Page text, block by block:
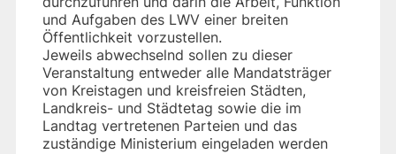
und Aufgaben des LWV einer breiten
Öffentlichkeit vorzustellen.
Jeweils abwechselnd sollen zu dieser
Veranstaltung entweder alle Mandatsträger
von Kreistagen und kreisfreien Städten,
Landkreis- und Städtetag sowie die im
Landtag vertretenen Parteien und das
zuständige Ministerium eingeladen werden